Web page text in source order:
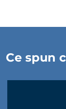
Ce spun